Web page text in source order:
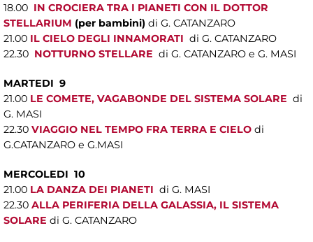
18.00 IN CROCIERA TRA I PIANETI CON IL DOTTOR
STELLARIUM (per bambini) di G. CATANZARO
21.00 IL CIELO DEGLI INNAMORATI di G. CATANZARO
22.30 NOTTURNO STELLARE di G. CATANZARO e G. MASI
MARTEDI 9
21.00 LE COMETE, VAGABONDE DEL SISTEMA SOLARE di
G. MASI
22.30 VIAGGIO NEL TEMPO FRA TERRA E CIELO di
G.CATANZARO e G.MASI
MERCOLEDI 10
21.00 LA DANZA DEI PIANETI di G. MASI
22.30 ALLA PERIFERIA DELLA GALASSIA, IL SISTEMA
SOLARE di G. CATANZARO